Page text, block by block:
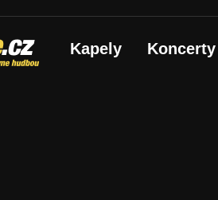
Kapely Koncerty